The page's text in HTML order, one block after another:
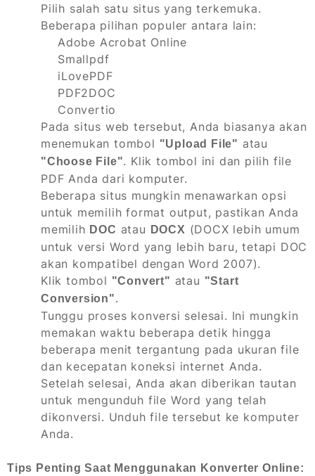
Pilih salah satu situs yang terkemuka.
Beberapa pilihan populer antara lain:
Adobe Acrobat Online
Smallpdf
iLovePDF
PDF2DOC
Convertio
Pada situs web tersebut, Anda biasanya akan
menemukan tombol "Upload File" atau
"Choose File". Klik tombol ini dan pilih file
PDF Anda dari komputer.
Beberapa situs mungkin menawarkan opsi
untuk memilih format output, pastikan Anda
memilih DOC atau DOCX (DOCX lebih umum
untuk versi Word yang lebih baru, tetapi DOC
akan kompatibel dengan Word 2007).
Klik tombol "Convert" atau "Start
Conversion".
Tunggu proses konversi selesai. Ini mungkin
memakan waktu beberapa detik hingga
beberapa menit tergantung pada ukuran file
dan kecepatan koneksi internet Anda.
Setelah selesai, Anda akan diberikan tautan
untuk mengunduh file Word yang telah
dikonversi. Unduh file tersebut ke komputer
Anda.
Tips Penting Saat Menggunakan Konverter Online: